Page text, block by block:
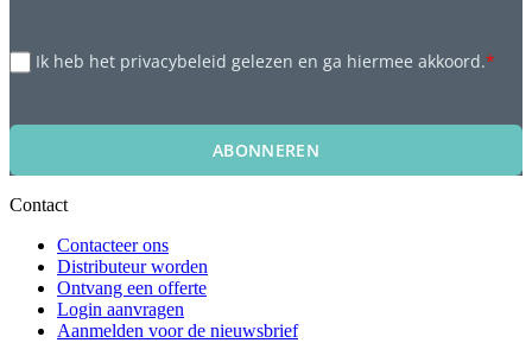
Ik heb het privacybeleid gelezen en ga hiermee akkoord.*
ABONNEREN
Contact
Contacteer ons
Distributeur worden
Ontvang een offerte
Login aanvragen
Aanmelden voor de nieuwsbrief